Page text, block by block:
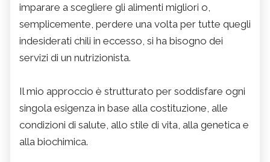
imparare a scegliere gli alimenti migliori o,
semplicemente, perdere una volta per tutte quegli
indesiderati chili in eccesso, si ha bisogno dei
servizi di un nutrizionista.
Il mio approccio è strutturato per soddisfare ogni
singola esigenza in base alla costituzione, alle
condizioni di salute, allo stile di vita, alla genetica e
alla biochimica.